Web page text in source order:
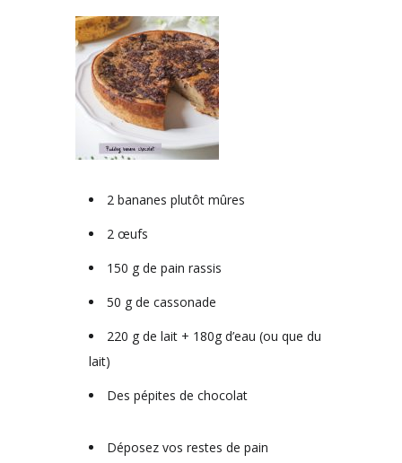
2 bananes plutôt mûres
2 œufs
150 g de pain rassis
50 g de cassonade
220 g de lait + 180g d’eau (ou que du
lait)
Des pépites de chocolat
Déposez vos restes de pain